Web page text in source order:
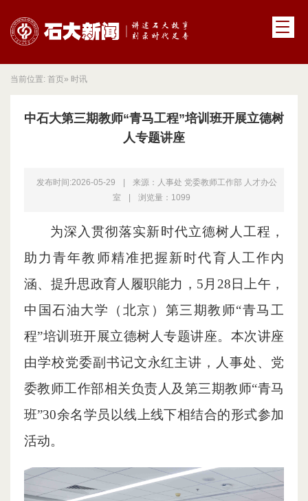
当前位置: 首页» 时讯
中石大第三期教师“青马工程”培训班开展立德树
人专题讲座
发布时间:2026-05-29
来源：人事处 党委教师工作部 人才办公
室
浏览量： 1099
为深入贯彻落实新时代立德树人工程，
助力青年教师精准把握新时代育人工作内
涵、提升思政育人履职能力，5月28日上午，
中国石油大学（北京）第三期教师“青马工
程”培训班开展立德树人专题讲座。本次讲座
由学校党委副书记文永红主讲，人事处、党
委教师工作部相关负责人及第三期教师“青马
班”30余名学员以线上线下相结合的形式参加
活动。